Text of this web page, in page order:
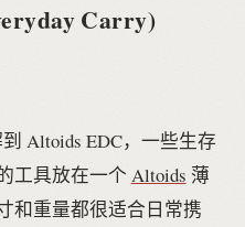
Carry)
Altoids EDC，一些生存
工具放在一个 Altoids 薄
和重量都很适合日常携